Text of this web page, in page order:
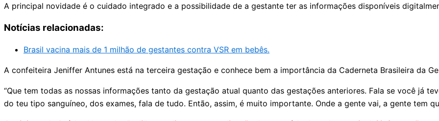
A principal novidade é o cuidado integrado e a possibilidade de a gestante ter as informações disponíveis
Notícias relacionadas:
Brasil vacina mais de 1 milhão de gestantes contra VSR em bebês.
A confeiteira Jeniffer Antunes está na terceira gestação e conhece bem a importância da Caderneta Brasileira da
“Que tem todas as nossas informações tanto da gestação atual quanto das gestações anteriores. Fala se você já
do teu tipo sanguíneo, dos exames, fala de tudo. Então, assim, é muito importante. Onde a gente vai, a gente tem